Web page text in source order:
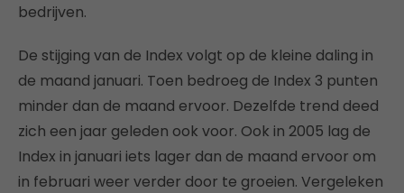
bedrijven.
De stijging van de Index volgt op de kleine daling in
de maand januari. Toen bedroeg de Index 3 punten
minder dan de maand ervoor. Dezelfde trend deed
zich een jaar geleden ook voor. Ook in 2005 lag de
Index in januari iets lager dan de maand ervoor om
in februari weer verder door te groeien. Vergeleken